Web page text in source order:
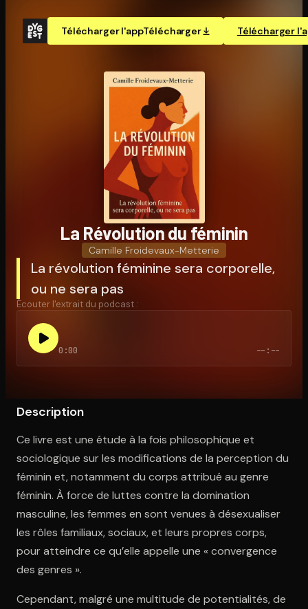
Télécharger l'appTélécharger Télécharger
Ouvre l'app Appareil photo, pointe sur le code. C'est gratuit à
La Révolution du féminin
Camille Froidevaux-Metterie
La révolution féminine sera corporelle,
ou ne sera pas
Écouter l'extrait du podcast :
0:00 --:--
Description
Ce livre est une étude à la fois philosophique et
sociologique sur les modifications de la perception du
féminin et, notamment du corps attribué au genre
féminin. À force de luttes contre la domination
masculine, les femmes en sont venues à désexualiser
les rôles familiaux, sociaux, et leurs propres corps,
pour atteindre ce qu’elle appelle une « convergence
des genres ».
Cependant, malgré une multitude de potentialités, de